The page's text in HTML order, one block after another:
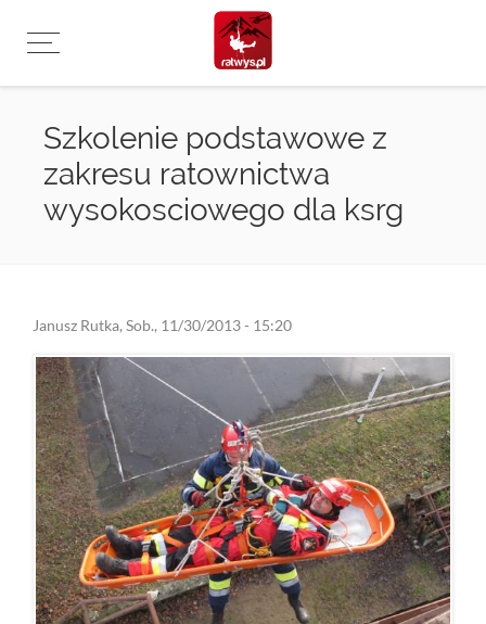
Szkolenie podstawowe z
zakresu ratownictwa
wysokosciowego dla ksrg
Janusz Rutka, Sob., 11/30/2013 - 15:20